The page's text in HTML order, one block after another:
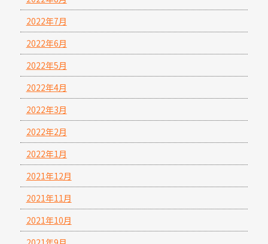
2022年7月
2022年6月
2022年5月
2022年4月
2022年3月
2022年2月
2022年1月
2021年12月
2021年11月
2021年10月